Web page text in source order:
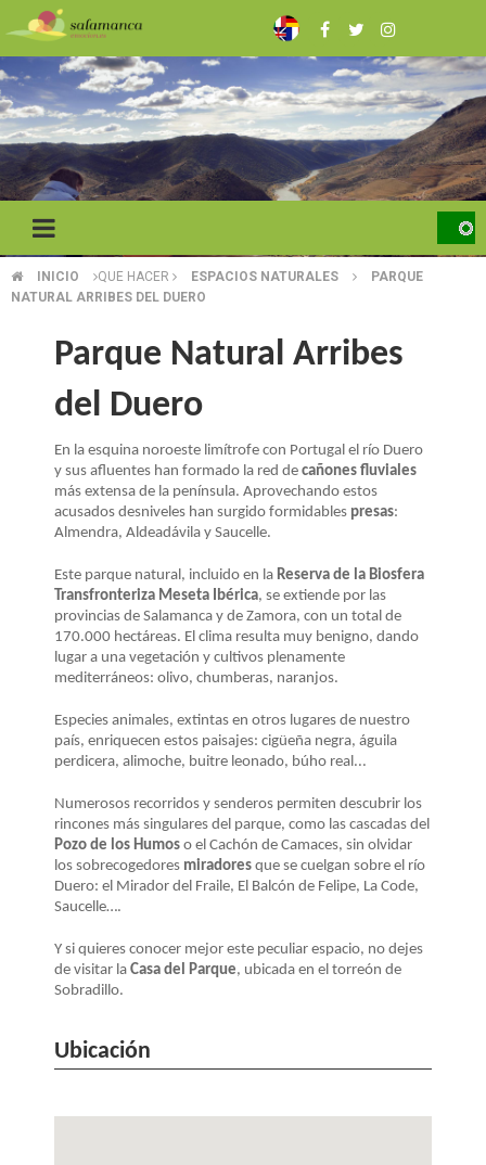
Pasar
al
contenido
principal
SOBRESCRIBIR
AYUDA
NAVEGACIÓN
INICIO QUE HACER ESPACIOS NATURALES
PARQUE
NATURAL ARRIBES DEL DUERO
Parque Natural Arribes
del Duero
En la esquina noroeste limítrofe con Portugal el río Duero
y sus afluentes han formado la red de cañones fluviales
más extensa de la península. Aprovechando estos
acusados desniveles han surgido formidables presas:
Almendra, Aldeadávila y Saucelle.
Este parque natural, incluido en la Reserva de la Biosfera
Transfronteriza Meseta Ibérica, se extiende por las
provincias de Salamanca y de Zamora, con un total de
170.000 hectáreas. El clima resulta muy benigno, dando
lugar a una vegetación y cultivos plenamente
mediterráneos: olivo, chumberas, naranjos.
Especies animales, extintas en otros lugares de nuestro
país, enriquecen estos paisajes: cigüeña negra, águila
perdicera, alimoche, buitre leonado, búho real...
Numerosos recorridos y senderos permiten descubrir los
rincones más singulares del parque, como las cascadas del
Pozo de los Humos o el Cachón de Camaces, sin olvidar
los sobrecogedores miradores que se cuelgan sobre el río
Duero: el Mirador del Fraile, El Balcón de Felipe, La Code,
Saucelle….
Y si quieres conocer mejor este peculiar espacio, no dejes
de visitar la Casa del Parque, ubicada en el torreón de
Sobradillo.
Ubicación